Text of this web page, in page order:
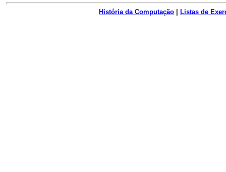
História da Computação Listas de